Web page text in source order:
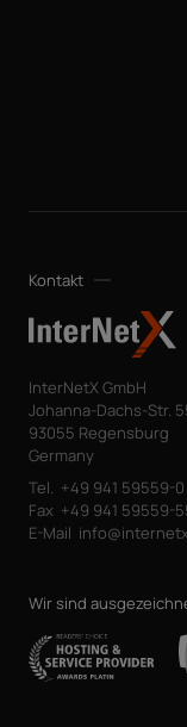
Kontakt
InterNetX GmbH
Johanna-Dachs-Str.
93055 Regensburg
Germany
Tel. +49 941 59559-0
Fax +49 941 59559-
E-Mail
Wir sind